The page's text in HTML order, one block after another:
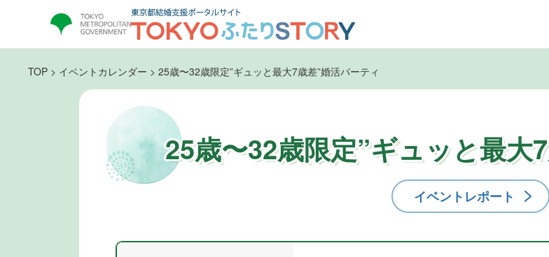
TOP > イベントカレンダー > 25歳〜32歳限定”ギュッと最大7歳差”婚活パーティ
25歳〜32歳限定”ギュッと最大
イベントレポート